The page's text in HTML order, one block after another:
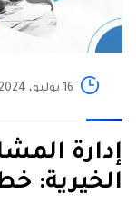
16 يوليو، 2024
إدارة
الخيرية: